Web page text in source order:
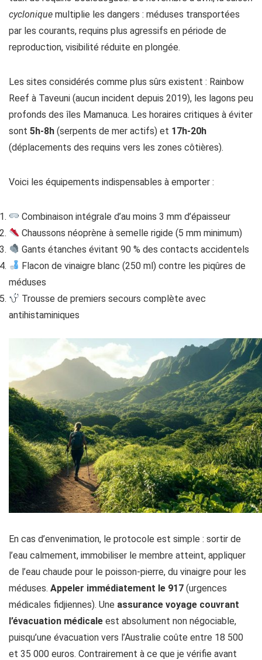
cyclonique multiplie les dangers : méduses transportées
par les courants, requins plus agressifs en période de
reproduction, visibilité réduite en plongée.
Les sites considérés comme plus sûrs existent : Rainbow
Reef à Taveuni (aucun incident depuis 2019), les lagons peu
profonds des îles Mamanuca. Les horaires critiques à éviter
sont 5h-8h (serpents de mer actifs) et 17h-20h
(déplacements des requins vers les zones côtières).
Voici les équipements indispensables à emporter :
Combinaison intégrale d’au moins 3 mm d’épaisseur
Chaussons néoprène à semelle rigide (5 mm minimum)
Gants étanches évitant 90 % des contacts accidentels
Flacon de vinaigre blanc (250 ml) contre les piqûres de
méduses
Trousse de premiers secours complète avec
antihistaminiques
En cas d’envenimation, le protocole est simple : sortir de
l’eau calmement, immobiliser le membre atteint, appliquer
de l’eau chaude pour le poisson-pierre, du vinaigre pour les
méduses. Appeler immédiatement le 917 (urgences
médicales fidjiennes). Une assurance voyage couvrant
l’évacuation médicale est absolument non négociable,
puisqu’une évacuation vers l’Australie coûte entre 18 500
et 35 000 euros. Contrairement à ce que je vérifie avant